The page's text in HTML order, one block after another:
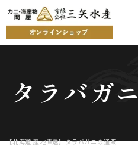
【北海道 産地直送】タラバガニの通販
タラバガニ